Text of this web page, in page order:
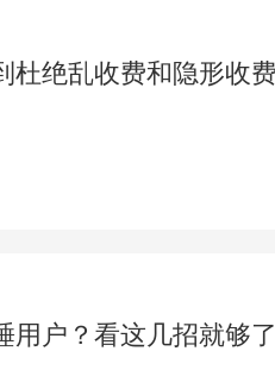
用户？看这几招就够了